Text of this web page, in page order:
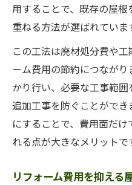
用することで、既存の屋
重ねる方法が選ばれていま
この工法は廃材処分費や
ーム費用の節約につなが
かり行い、必要な工事範
追加工事を防ぐことがで
にすることで、費用面だ
れる点が大きなメリットで
リフォーム費用を抑える